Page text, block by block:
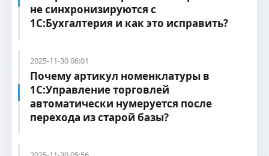
не синхронизируются с
1С:Бухгалтерия и как это исправить?
2025-11-30 06:01
Почему артикул номенклатуры в
1С:Управление торговлей
автоматически нумеруется после
перехода из старой базы?